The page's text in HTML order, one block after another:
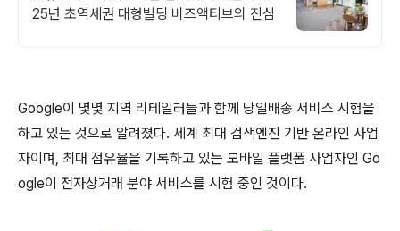
25년 초역세권 대형빌딩 비즈액티브의 진심
Google이 몇몇 지역 리테일러들과 함께 당일배송 서비스 시험을
하고 있는 것으로 알려졌다. 세계 최대 검색엔진 기반 온라인 사업
자이며, 최대 점유율을 기록하고 있는 모바일 플랫폼 사업자인 Go
ogle이 전자상거래 분야 서비스를 시험 중인 것이다.